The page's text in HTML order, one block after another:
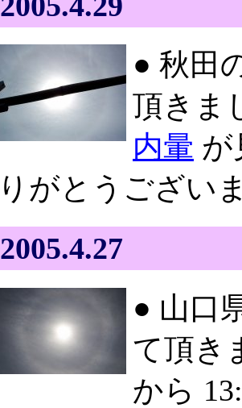
● 秋田
頂きま
内暈 が
りがとうござい
2005.4.27
● 山口
て頂き
から